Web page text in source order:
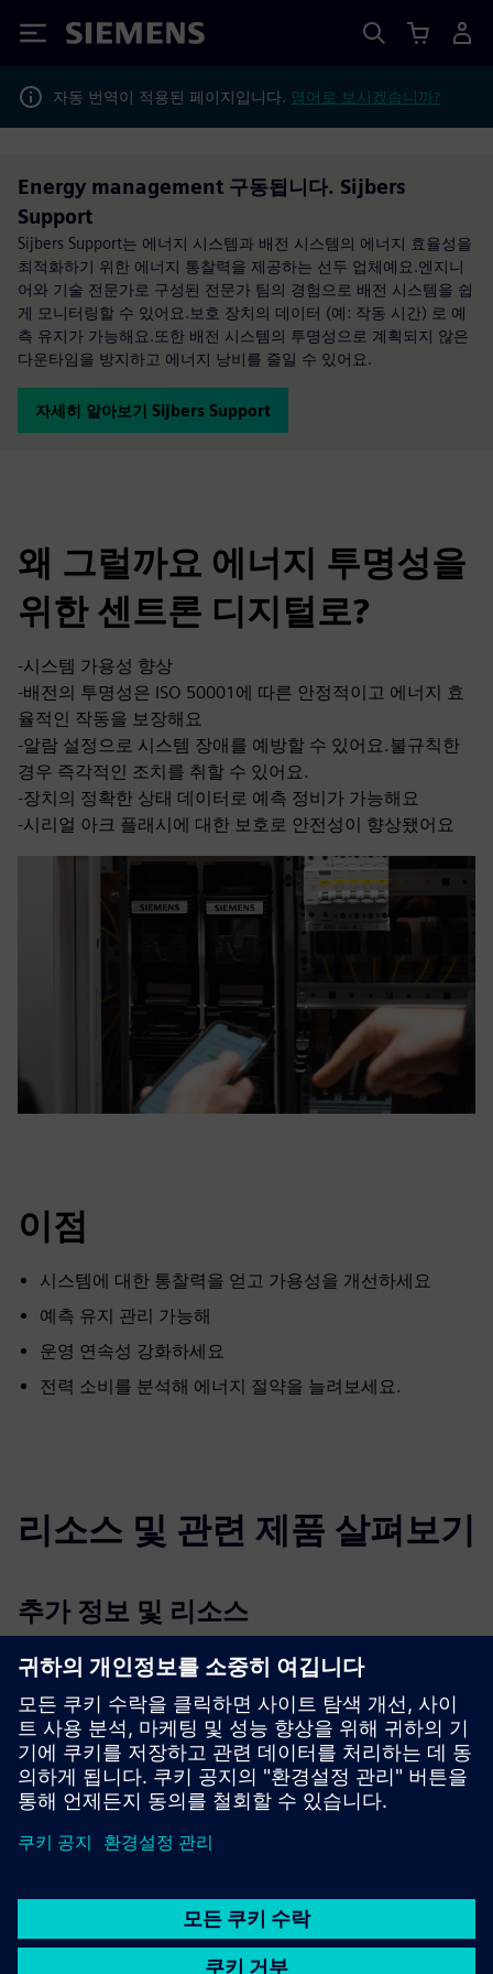
Siemens
자동 번역이 적용된 페이지입니다. 영어로 보시겠습니까?
Energy management 구동됩니다. Sijbers
Support
Sijbers Support는 에너지 시스템과 배전 시스템의 에너지 효율성을
최적화하기 위한 에너지 통찰력을 제공하는 선두 업체예요.엔지니
어와 기술 전문가로 구성된 전문가 팀의 경험으로 배전 시스템을 쉽
게 모니터링할 수 있어요.보호 장치의 데이터 (예: 작동 시간) 로 예
측 유지가 가능해요.또한 배전 시스템의 투명성으로 계획되지 않은
다운타임을 방지하고 에너지 낭비를 줄일 수 있어요.
자세히 알아보기 Sijbers Support
왜 그럴까요 에너지 투명성을
위한 센트론 디지털로?
-시스템 가용성 향상
-배전의 투명성은 ISO 50001에 따른 안정적이고 에너지 효
율적인 작동을 보장해요
-알람 설정으로 시스템 장애를 예방할 수 있어요.불규칙한
경우 즉각적인 조치를 취할 수 있어요.
-장치의 정확한 상태 데이터로 예측 정비가 가능해요
-시리얼 아크 플래시에 대한 보호로 안전성이 향상됐어요
이점
시스템에 대한 통찰력을 얻고 가용성을 개선하세요
예측 유지 관리 가능해
운영 연속성 강화하세요
전력 소비를 분석해 에너지 절약을 늘려보세요.
리소스 및 관련 제품 살펴보기
추가 정보 및 리소스
참조: 더치 테마파크 토버랜드
선행 조건
없대요